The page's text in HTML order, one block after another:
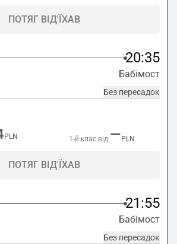
ПОТЯГ ВІД'ЇХАВ
20:35
Бабімост
Без пересадок
PLN 1-й клас від:— PLN
ПОТЯГ ВІД'ЇХАВ
21:55
Бабімост
Без пересадок